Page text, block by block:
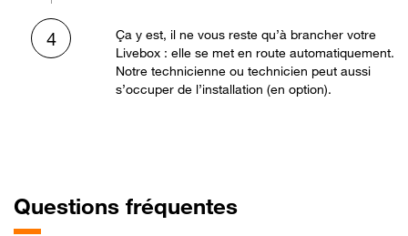
4
Ça y est, il ne vous reste qu’à brancher votre
Livebox : elle se met en route automatiquement.
Notre technicienne ou technicien peut aussi
s’occuper de l’installation (en option).
Questions fréquentes